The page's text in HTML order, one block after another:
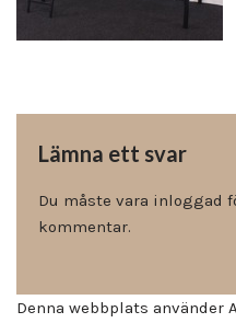
Lämna ett svar
Du måste vara inloggad
kommentar.
Denna webbplats